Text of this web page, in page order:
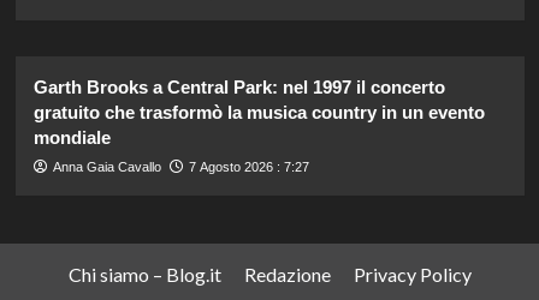
Garth Brooks a Central Park: nel 1997 il concerto
gratuito che trasformò la musica country in un evento
mondiale
Anna Gaia Cavallo 7 Agosto 2026 : 7:27
Chi siamo – Blog.it Redazione Privacy Policy